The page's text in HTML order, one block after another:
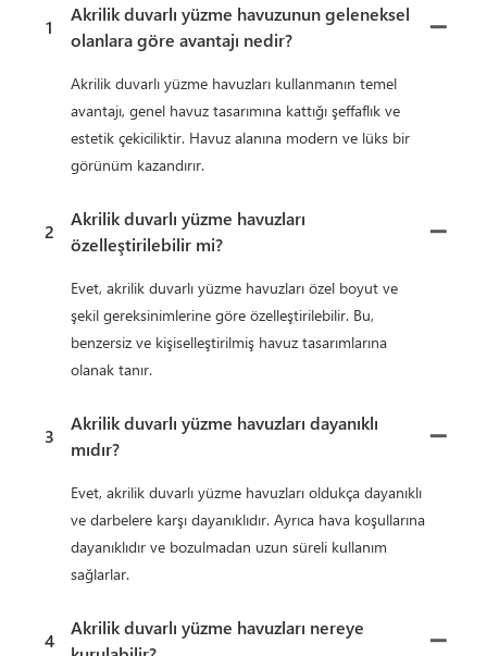
1
Akrilik duvarlı yüzme havuzunun geleneksel
olanlara göre avantajı nedir?
Akrilik duvarlı yüzme havuzları kullanmanın temel
avantajı, genel havuz tasarımına kattığı şeffaflık ve
estetik çekiciliktir. Havuz alanına modern ve lüks bir
görünüm kazandırır.
2
Akrilik duvarlı yüzme havuzları
özelleştirilebilir mi?
Evet, akrilik duvarlı yüzme havuzları özel boyut ve
şekil gereksinimlerine göre özelleştirilebilir. Bu,
benzersiz ve kişiselleştirilmiş havuz tasarımlarına
olanak tanır.
3
Akrilik duvarlı yüzme havuzları dayanıklı
mıdır?
Evet, akrilik duvarlı yüzme havuzları oldukça dayanıklı
ve darbelere karşı dayanıklıdır. Ayrıca hava koşullarına
dayanıklıdır ve bozulmadan uzun süreli kullanım
sağlarlar.
4
Akrilik duvarlı yüzme havuzları nereye